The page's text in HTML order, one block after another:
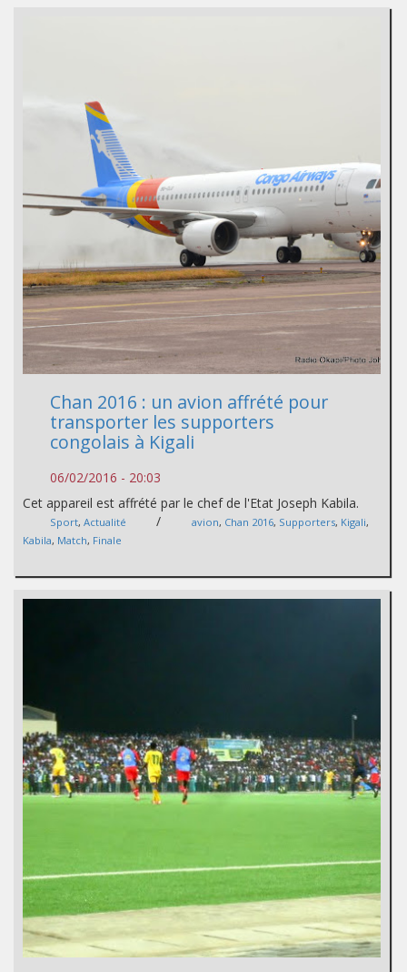
Chan 2016 : un avion affrété pour
transporter les supporters
congolais à Kigali
06/02/2016 - 20:03
Cet appareil est affrété par le chef de l'Etat Joseph Kabila.
Sport, Actualité / avion, Chan 2016, Supporters, Kigali,
Kabila, Match, Finale